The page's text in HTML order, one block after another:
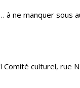
à ne manquer sous
culturel, rue